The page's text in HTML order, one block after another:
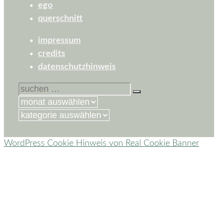
ego
querschnitt
impressum
credits
datenschutzhinweis
suchen
nach:
kategorien
WordPress Cookie Hinweis von Real Cookie Banner